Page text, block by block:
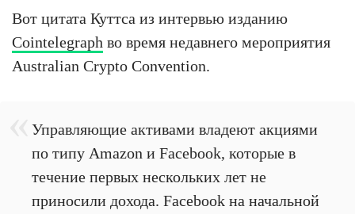
Вот цитата Куттса из интервью изданию
Cointelegraph во время недавнего мероприятия
Australian Crypto Convention.
Управляющие активами владеют акциями
по типу Amazon и Facebook, которые в
течение первых нескольких лет не
приносили дохода. Facebook на начальной